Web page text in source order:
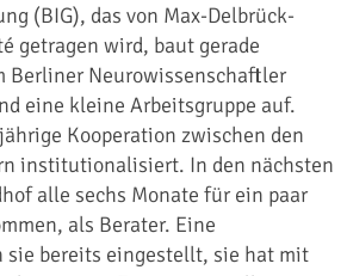
(BIG), das von Max-Delbrück-
getragen wird, baut gerade
Berliner Neurowissenschaftler
eine kleine Arbeitsgruppe auf.
Kooperation zwischen den
institutionalisiert. In den nächsten
alle sechs Monate für ein paar
als Berater. Eine
sie bereits eingestellt, sie hat mit